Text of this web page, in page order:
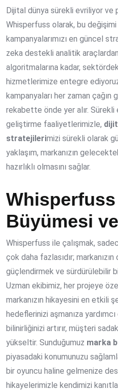
Dijital dünya sürekli evriliyor ve
Whisperfuss olarak, bu
kampanyalarımızı en güncel
zeka destekli analitik
algoritmalarına kadar,
hizmetlerimize entegre
kampanyaları her zaman çağın
rekabette önde yer alır. Sürekli
geliştirme faaliyetlerimizle,
stratejilerimizi sürekli olarak
yaklaşım, markanızın
hazırlıklı olmasını sağlar.
Büyümesi
Whisperfuss ile çalışmak,
çok daha fazlasıdır; markanızın
güçlendirmek ve sürdürülebilir
Uzman ekibimiz, her projeye
markanızın hikayesini en etkili
hedeflerinizi aşmanıza
bilinirliğinizi artırır, müşteri
yükseltir. Sunduğumuz marka
piyasadaki konumunuzu
bir oyuncu haline gelmenize
hikayelerimizle kendimizi